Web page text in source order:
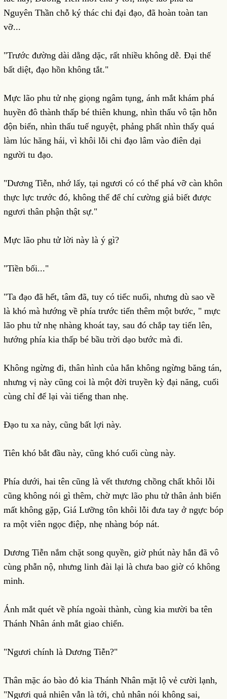
Nguyên Thần chỗ ký thác chi đại đạo, đã hoàn toàn tan
vỡ...
"Trước đường dài dằng dặc, rất nhiều không dễ. Đại thế
bất diệt, đạo hồn không tắt."
Mực lão phu tử nhẹ giọng ngâm tụng, ánh mắt khám phá
huyền đô thành thấp bé thiên khung, nhìn thấu vô tận hỗn
độn biển, nhìn thấu tuế nguyệt, phảng phất nhìn thấy quá
làm lúc hăng hái, vì khôi lỗi chi đạo lâm vào điên dại
người tu đạo.
"Dương Tiễn, nhớ lấy, tại ngươi có có thể phá vỡ càn khôn
thực lực trước đó, không thể để chí cường giả biết được
ngươi thân phận thật sự."
Mực lão phu tử lời này là ý gì?
"Tiền bối..."
"Ta đạo đã hết, tâm đã, tuy có tiếc nuối, nhưng dù sao về
là khó mà hướng về phía trước tiến thêm một bước, " mực
lão phu tử nhẹ nhàng khoát tay, sau đó chắp tay tiến lên,
hướng phía kia thấp bé bầu trời dạo bước mà đi.
Không ngừng đi, thân hình của hắn không ngừng băng tán,
nhưng vị này cũng coi là một đời truyền kỳ đại năng, cuối
cùng chỉ để lại vài tiếng than nhẹ.
Đạo tu xa này, cũng bất lợi này.
Tiên khó bắt đầu này, cũng khó cuối cùng này.
Phía dưới, hai tên cũng là vết thương chồng chất khôi lỗi
cũng không nói gì thêm, chờ mực lão phu tử thân ảnh biến
mất không gặp, Giá Lưỡng tôn khôi lỗi đưa tay ở ngực bóp
ra một viên ngọc điệp, nhẹ nhàng bóp nát.
Dương Tiễn nắm chặt song quyền, giờ phút này hắn đã vô
cùng phẫn nộ, nhưng linh đài lại là chưa bao giờ có không
minh.
Ánh mắt quét về phía ngoài thành, cùng kia mười ba tên
Thánh Nhân ánh mắt giao chiến.
"Ngươi chính là Dương Tiễn?"
Thân mặc áo bào đỏ kia Thánh Nhân mặt lộ vẻ cười lạnh,
"Ngươi quả nhiên vẫn là tới, chủ nhân nói không sai,